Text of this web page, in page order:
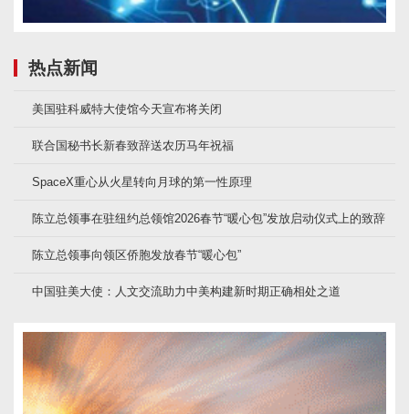
热点新闻
美国驻科威特大使馆今天宣布将关闭
联合国秘书长新春致辞送农历马年祝福
SpaceX重心从火星转向月球的第一性原理
陈立总领事在驻纽约总领馆2026春节“暖心包”发放启动仪式上的致辞
陈立总领事向领区侨胞发放春节“暖心包”
中国驻美大使：人文交流助力中美构建新时期正确相处之道